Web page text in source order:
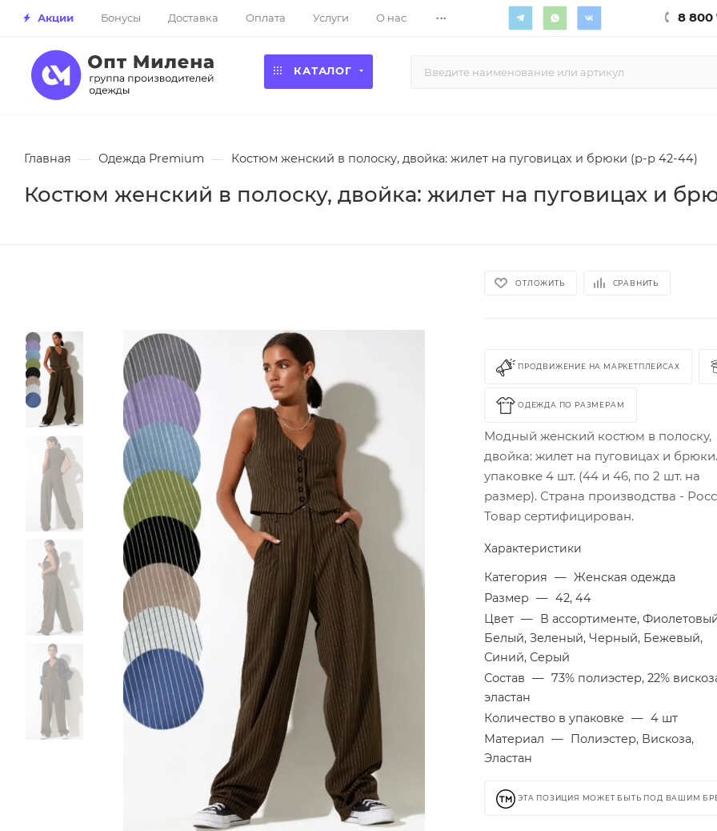
Акции Бонусы Доставка Оплата Услуги О нас ... 8 800
КАТАЛОГ
Главная — Одежда Premium — Костюм женский в полоску, двойка: жилет на пуговицах и брюки (р-р 42-44)
Костюм женский в полоску, двойка: жилет на пуговицах и
ОТЛОЖИТЬ СРАВНИТЬ
ПРОДВИЖЕНИЕ НА МАРКЕТПЛЕЙСАХ
ОДЕЖДА ПО РАЗМЕРАМ
Модный женский костюм в полоску,
двойка: жилет на пуговицах и
упаковке 4 шт. (44 и 46, по 2 шт. на
размер). Страна производства -
Товар сертифицирован.
Характеристики
Категория — Женская одежда
Размер — 42, 44
Цвет — В ассортименте,
Белый, Зеленый, Черный, Бежевый,
Синий, Серый
Состав — 73% полиэстер, 22%
эластан
Количество в упаковке — 4 шт
Материал — Полиэстер, Вискоза,
Эластан
ЭТА ПОЗИЦИЯ МОЖЕТ БЫТЬ ПОД ВАШИМ